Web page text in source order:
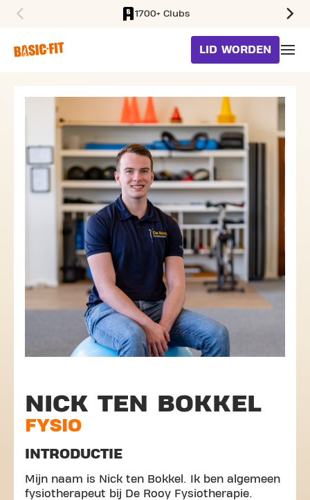
1700+ Clubs
LID WORDEN
NICK TEN BOKKEL
FYSIO
INTRODUCTIE
Mijn naam is Nick ten Bokkel. Ik ben algemeen
fysiotherapeut bij De Rooy Fysiotherapie.